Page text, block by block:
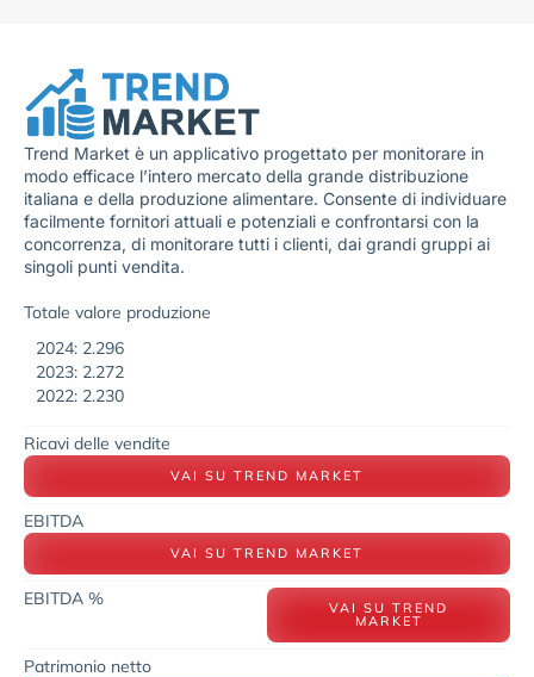
Trend Market è un applicativo progettato per monitorare in
modo efficace l’intero mercato della grande distribuzione
italiana e della produzione alimentare. Consente di individuare
facilmente fornitori attuali e potenziali e confrontarsi con la
concorrenza, di monitorare tutti i clienti, dai grandi gruppi ai
singoli punti vendita.
Totale valore produzione
2024: 2.296
2023: 2.272
2022: 2.230
Ricavi delle vendite
VAI SU TREND MARKET
EBITDA
VAI SU TREND MARKET
EBITDA % VAI SU TREND
MARKET
Patrimonio netto